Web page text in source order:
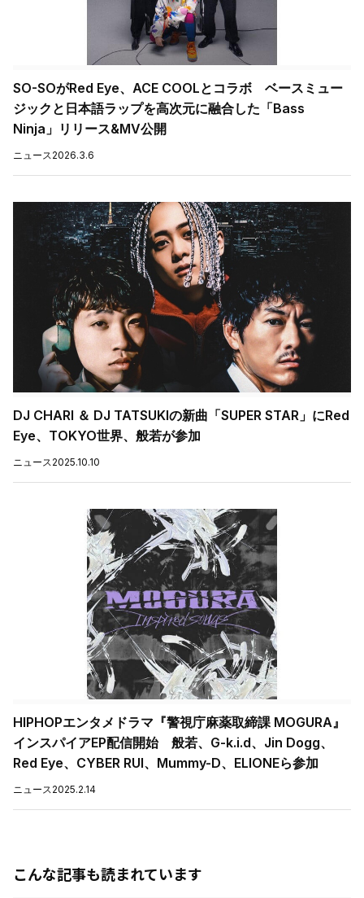
SO-SOがRed Eye、ACE COOLとコラボ ベースミュー
ジックと日本語ラップを高次元に融合した「Bass
Ninja」リリース&MV公開
ニュース2026.3.6
DJ CHARI ＆ DJ TATSUKIの新曲「SUPER STAR」にRed
Eye、TOKYO世界、般若が参加
ニュース2025.10.10
HIPHOPエンタメドラマ『警視庁麻薬取締課 MOGURA』
インスパイアEP配信開始 般若、G-k.i.d、Jin Dogg、
Red Eye、CYBER RUI、Mummy-D、ELIONEら参加
ニュース2025.2.14
こんな記事も読まれています